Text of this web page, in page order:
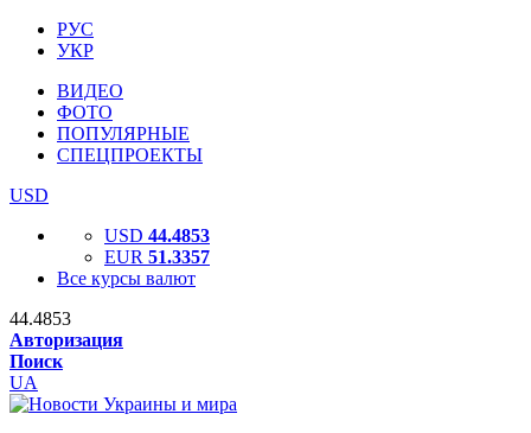
РУС
УКР
ВИДЕО
ФОТО
ПОПУЛЯРНЫЕ
СПЕЦПРОЕКТЫ
USD
USD 44.4853
EUR 51.3357
Все курсы валют
44.4853
Авторизация
Поиск
UA